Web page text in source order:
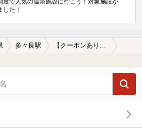
度で人気の温浴施設に行こう！対象施設が
した！
多々良駅 【クーポンあり】多々良駅近くの温泉宿・温泉旅館・ホテルおすすめ(2026年版)